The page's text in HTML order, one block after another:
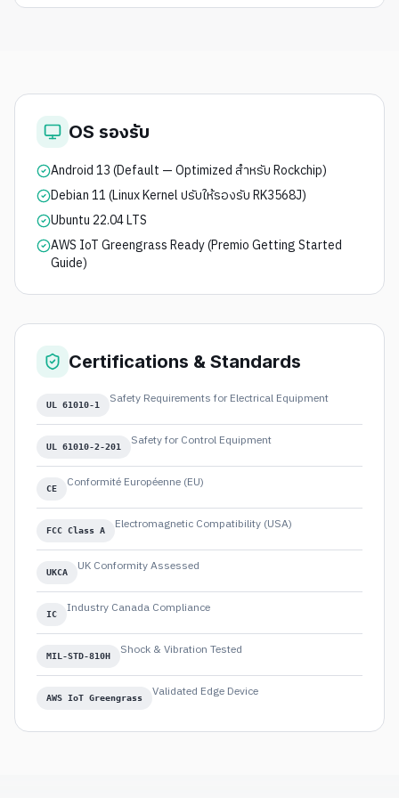
OS รองรับ
Android 13 (Default — Optimized สำหรับ Rockchip)
Debian 11 (Linux Kernel ปรับให้รองรับ RK3568J)
Ubuntu 22.04 LTS
AWS IoT Greengrass Ready (Premio Getting Started
Guide)
Certifications & Standards
UL 61010-1 Safety Requirements for Electrical Equipment
UL 61010-2-201 Safety for Control Equipment
CE Conformité Européenne (EU)
FCC Class A Electromagnetic Compatibility (USA)
UKCA UK Conformity Assessed
IC Industry Canada Compliance
MIL-STD-810H Shock & Vibration Tested
AWS IoT Greengrass Validated Edge Device